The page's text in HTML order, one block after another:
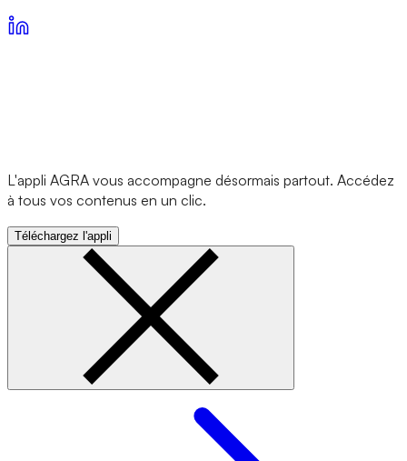
L'appli AGRA vous accompagne désormais partout. Accédez
à tous vos contenus en un clic.
Téléchargez l'appli